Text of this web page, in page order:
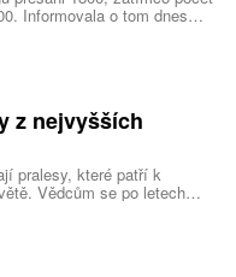
Informovala o tom dnes
z nejvyšších
pralesy, které patří k
Vědcům se po letech
vysokou 84,1
známý strom ve